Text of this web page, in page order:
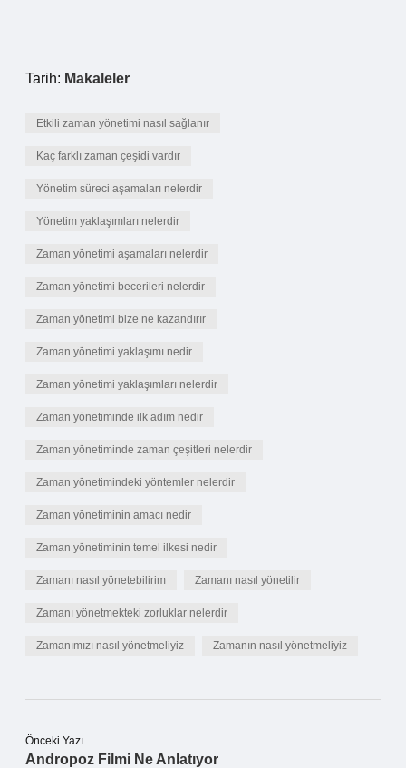
Tarih: Makaleler
Etkili zaman yönetimi nasıl sağlanır
Kaç farklı zaman çeşidi vardır
Yönetim süreci aşamaları nelerdir
Yönetim yaklaşımları nelerdir
Zaman yönetimi aşamaları nelerdir
Zaman yönetimi becerileri nelerdir
Zaman yönetimi bize ne kazandırır
Zaman yönetimi yaklaşımı nedir
Zaman yönetimi yaklaşımları nelerdir
Zaman yönetiminde ilk adım nedir
Zaman yönetiminde zaman çeşitleri nelerdir
Zaman yönetimindeki yöntemler nelerdir
Zaman yönetiminin amacı nedir
Zaman yönetiminin temel ilkesi nedir
Zamanı nasıl yönetebilirim Zamanı nasıl yönetilir
Zamanı yönetmekteki zorluklar nelerdir
Zamanımızı nasıl yönetmeliyiz Zamanın nasıl yönetmeliyiz
Önceki Yazı
Andropoz Filmi Ne Anlatıyor